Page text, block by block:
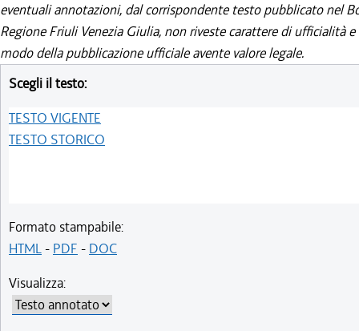
eventuali annotazioni, dal corrispondente testo pubblicato nel
Regione Friuli Venezia Giulia, non riveste carattere di ufficialità
modo della pubblicazione ufficiale avente valore legale.
Scegli il testo:
TESTO VIGENTE
TESTO STORICO
Formato stampabile:
HTML- PDF - DOC
Visualizza: